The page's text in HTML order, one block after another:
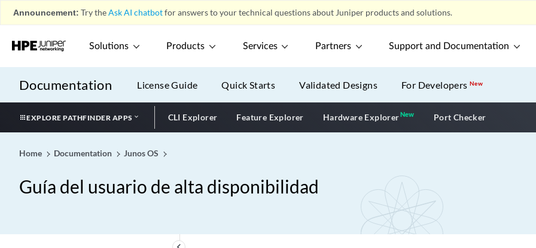
Announcement: Try theAsk AI chatbotfor answers to your technical questions about Juniper products and solutions.
Solutions Products Services Partners Support and Documentation
Documentation License Guide Quick Starts Validated Designs For DevelopersNew
EXPLORE PATHFINDER APPS CLI Explorer Feature Explorer Hardware ExplorerNewNew application
Port Checker
Home Documentation Junos OS
Guía del usuario de alta disponibilidad